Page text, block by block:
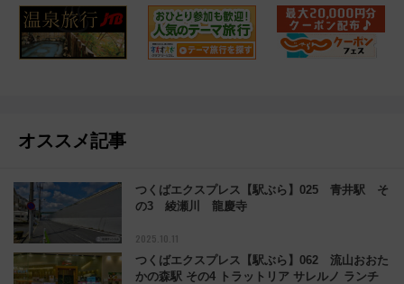
オススメ記事
つくばエクスプレス【駅ぶら】025 青井駅 そ
の3 綾瀬川 龍慶寺
2025.10.11
つくばエクスプレス【駅ぶら】062 流山おおた
かの森駅 その4 トラットリア サレルノ ランチ